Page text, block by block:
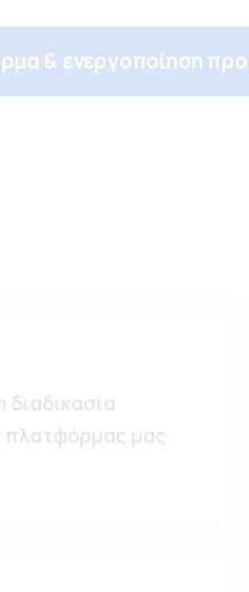
& ενεργοποίηση
διαδικασία
πλατφόρμας μας